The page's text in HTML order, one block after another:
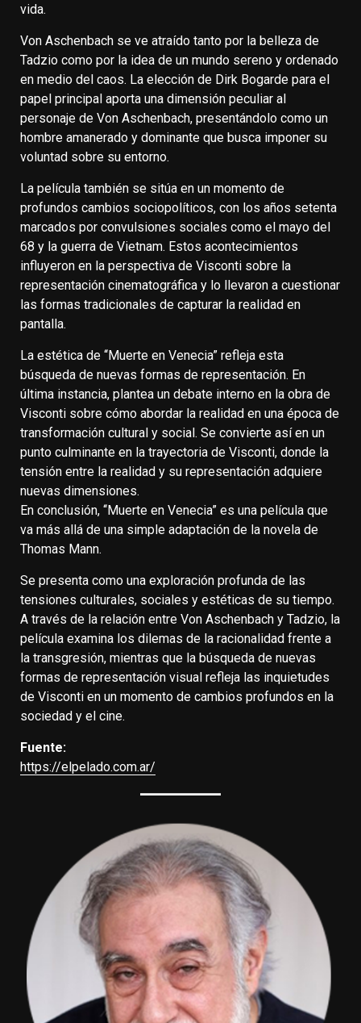
vida.
Von Aschenbach se ve atraído tanto por la belleza de
Tadzio como por la idea de un mundo sereno y ordenado
en medio del caos. La elección de Dirk Bogarde para el
papel principal aporta una dimensión peculiar al
personaje de Von Aschenbach, presentándolo como un
hombre amanerado y dominante que busca imponer su
voluntad sobre su entorno.
La película también se sitúa en un momento de
profundos cambios sociopolíticos, con los años setenta
marcados por convulsiones sociales como el mayo del
68 y la guerra de Vietnam. Estos acontecimientos
influyeron en la perspectiva de Visconti sobre la
representación cinematográfica y lo llevaron a cuestionar
las formas tradicionales de capturar la realidad en
pantalla.
La estética de ‘‘Muerte en Venecia” refleja esta
búsqueda de nuevas formas de representación. En
última instancia, plantea un debate interno en la obra de
Visconti sobre cómo abordar la realidad en una época de
transformación cultural y social. Se convierte así en un
punto culminante en la trayectoria de Visconti, donde la
tensión entre la realidad y su representación adquiere
nuevas dimensiones.
En conclusión, ‘‘Muerte en Venecia” es una película que
va más allá de una simple adaptación de la novela de
Thomas Mann.
Se presenta como una exploración profunda de las
tensiones culturales, sociales y estéticas de su tiempo.
A través de la relación entre Von Aschenbach y Tadzio, la
película examina los dilemas de la racionalidad frente a
la transgresión, mientras que la búsqueda de nuevas
formas de representación visual refleja las inquietudes
de Visconti en un momento de cambios profundos en la
sociedad y el cine.
Fuente:
https://elpelado.com.ar/